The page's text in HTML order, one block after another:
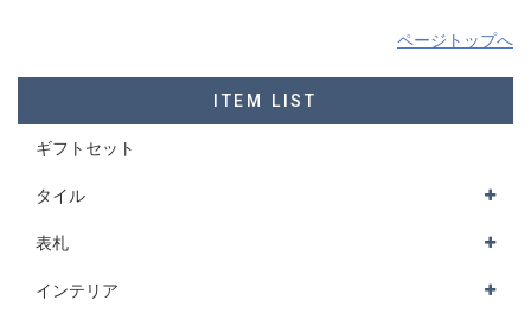
ページトップへ
ITEM LIST
ギフトセット
タイル
表札
インテリア